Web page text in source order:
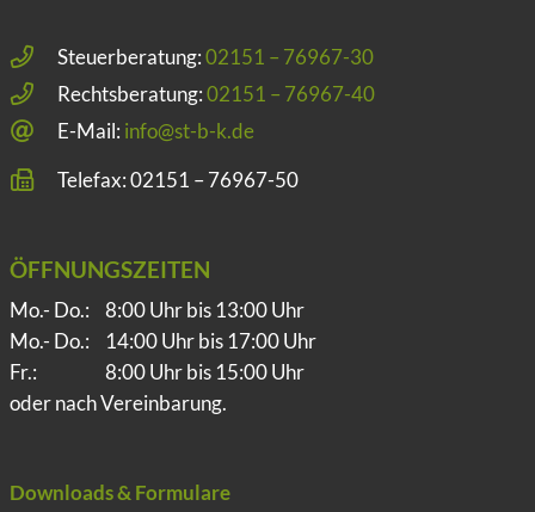
Steuerberatung:02151 – 76967-30
Rechtsberatung:02151 – 76967-40
E-Mail: info@st-b-k.de
Telefax: 02151 – 76967-50
ÖFFNUNGSZEITEN
Mo.- Do.:
8:00 Uhr bis 13:00 Uhr
Mo.- Do.:
14:00 Uhr bis 17:00 Uhr
Fr.:
8:00 Uhr bis 15:00 Uhr
oder nach Vereinbarung.
Downloads & Formulare